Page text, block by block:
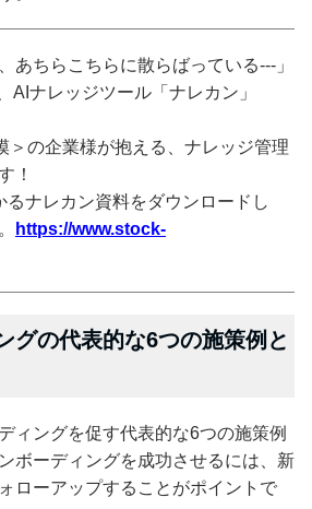
あちらこちらに散らばっている---」
AIナレッジツール「ナレカン」
＞の企業様が抱える、ナレッジ管理
！
ナレカン資料をダウンロードし
https://www.stock-
グの代表的な6つの施策例と
ィングを促す代表的な6つの施策例
ボーディングを成功させるには、新
ローアップすることがポイントで